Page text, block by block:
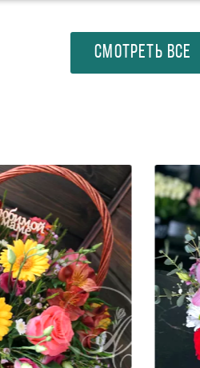
СМОТРЕТЬ ВСЕ